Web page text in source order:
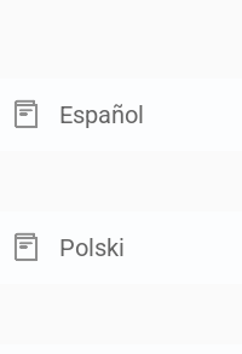
Español
Polski